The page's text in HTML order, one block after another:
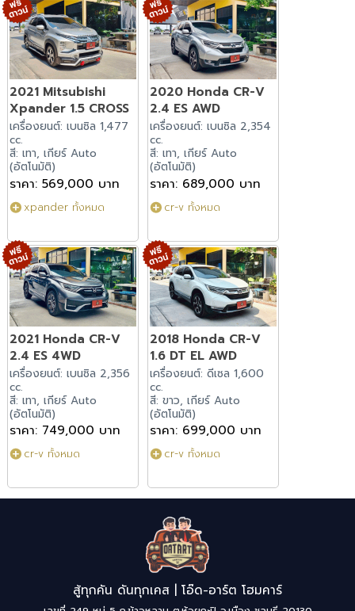
2021 Mitsubishi
Xpander 1.5 CROSS
เครื่องยนต์: เบนซิล 1,477
cc.
สี: เทา, เกียร์ Auto
(อัตโนมัติ)
ราคา: 569,000 บาท
xpander ทั้งหมด
2020 Honda CR-V
2.4 ES AWD
เครื่องยนต์: เบนซิล 2,354
cc.
สี: เทา, เกียร์ Auto
(อัตโนมัติ)
ราคา: 689,000 บาท
cr-v ทั้งหมด
2021 Honda CR-V
2.4 ES 4WD
เครื่องยนต์: เบนซิล 2,356
cc.
สี: เทา, เกียร์ Auto
(อัตโนมัติ)
ราคา: 749,000 บาท
cr-v ทั้งหมด
2018 Honda CR-V
1.6 DT EL AWD
เครื่องยนต์: ดีเซล 1,600
cc.
สี: ขาว, เกียร์ Auto
(อัตโนมัติ)
ราคา: 699,000 บาท
cr-v ทั้งหมด
สู้ทุกคัน ดันทุกเคส | โอ๊ด-อาร์ต โฮมคาร์